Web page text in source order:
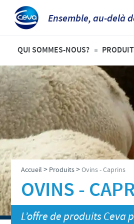
Ensemble, au-delà
QUI SOMMES-NOUS?
Aperçu de la société
Ceva dans le monde
Ceva Santé Animale Tunisie
Production
Recherche et développement
Nos valeurs
Notre mission
Notre histoire
Accueil > Produits>Ovins - Caprins
OVINS -
L’offre de produits Ceva